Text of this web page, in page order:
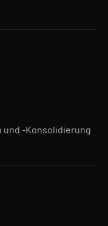
-Konsolidierung